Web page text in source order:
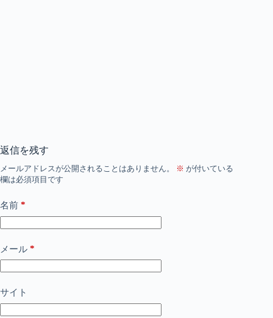
返信を残す
メールアドレスが公開されることはありません。 ※ が付いている
欄は必須項目です
名前 *
メール *
サイト